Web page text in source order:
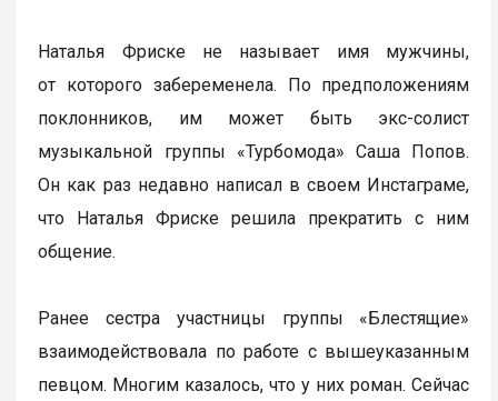
Наталья Фриске не называет имя мужчины,
от которого забеременела. По предположениям
поклонников, им может быть экс-солист
музыкальной группы «Турбомода» Саша Попов.
Он как раз недавно написал в своем Инстаграме,
что Наталья Фриске решила прекратить с ним
общение.
Ранее сестра участницы группы «Блестящие»
взаимодействовала по работе с вышеуказанным
певцом. Многим казалось, что у них роман. Сейчас